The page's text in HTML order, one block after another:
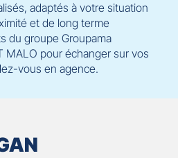
adaptés à votre situation
et de long terme
du groupe Groupama
pour échanger sur vos
vous en agence.